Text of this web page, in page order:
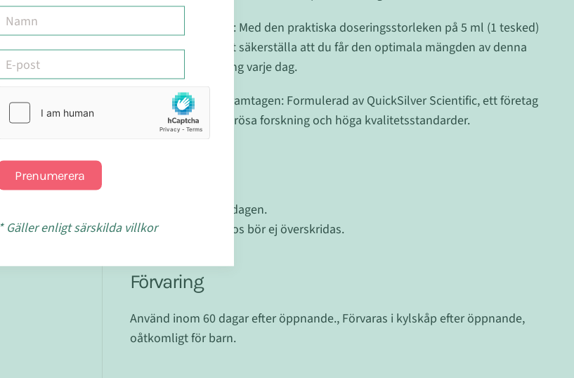
Användarvänlig: Med den praktiska doseringsstorleken på 5 ml (1 tesked)
är det enkelt att säkerställa att du får den optimala mängden av denna
potent blandning varje dag.
Vetenskapligt framtagen: Formulerad av QuickSilver Scientific, ett företag
känt för sin rigorösa forskning och höga kvalitetsstandarder.
1 tesked (5 ml) om dagen.
Rekommenderad dos bör ej överskridas.
Förvaring
Använd inom 60 dagar efter öppnande., Förvaras i kylskåp efter öppnande,
oåtkomligt för barn.
Prenumerera
* Gäller enligt särskilda villkor